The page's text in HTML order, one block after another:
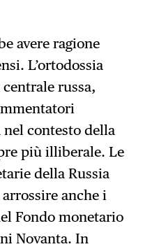
avere ragione
L’ortodossia
russa,
contesto della
più illiberale. Le
della Russia
anche i
Fondo monetario
Novanta. In